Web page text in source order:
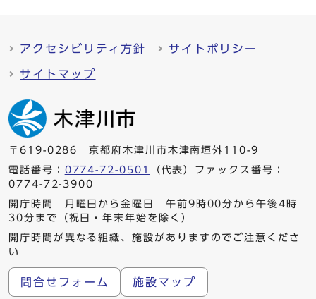
アクセシビリティ方針 サイトポリシー
サイトマップ
〒619-0286 京都府木津川市木津南垣外110-9
電話番号： 0774-72-0501
（代表）ファックス番号：
0774-72-3900
開庁時間 月曜日から金曜日 午前9時00分から午後4時
30分まで（祝日・年末年始を除く）
開庁時間が異なる組織、施設がありますのでご注意くださ
い
問合せフォーム 施設マップ